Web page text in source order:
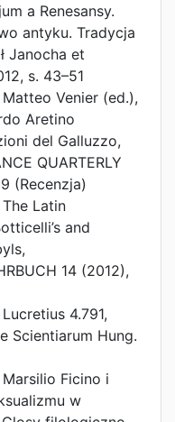
a Renesansy.
antyku. Tradycja
Janocha et
, s. 43–51
Matteo Venier (ed.),
Aretino
del Galluzzo,
QUARTERLY
(Recenzja)
The Latin
and
,
14 (2012),
Lucretius 4.791,
Scientiarum Hung.
Marsilio Ficino i
w